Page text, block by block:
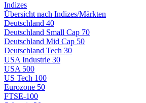
Indizes
Übersicht nach Indizes/Märkten
Deutschland 40
Deutschland Small Cap 70
Deutschland Mid Cap 50
Deutschland Tech 30
USA Industrie 30
USA 500
US Tech 100
Eurozone 50
FTSE-100